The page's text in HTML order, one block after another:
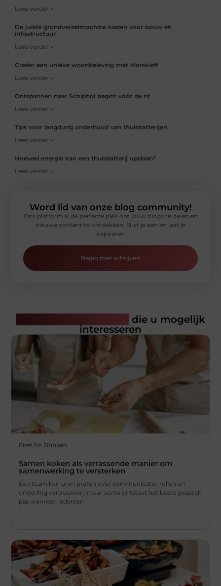
Lees verder »
De juiste grondverzetmachine kiezen voor bouw en
infrastructuur
Lees verder »
Creëer een unieke woonbeleving met Morskieft
Lees verder »
Ontspannen naar Schiphol begint vóór de rit
Lees verder »
Tips voor langdurig onderhoud van thuisbatterijen
Lees verder »
Hoeveel energie kan een thuisbatterij opslaan?
Lees verder »
Word lid van onze blog community!
Ons platform is de perfecte plek om jouw blogs te delen en
nieuwe content te ontdekken. Sluit je aan en laat je
inspireren.
Begin met schrijven
die u mogelijk
interesseren
Eten En Drinken
Samen koken als verrassende manier om
samenwerking te versterken
Een team kan uren praten over communicatie, rollen en
onderling vertrouwen, maar soms ontstaat het beste gesprek
pas wanneer iedereen
...